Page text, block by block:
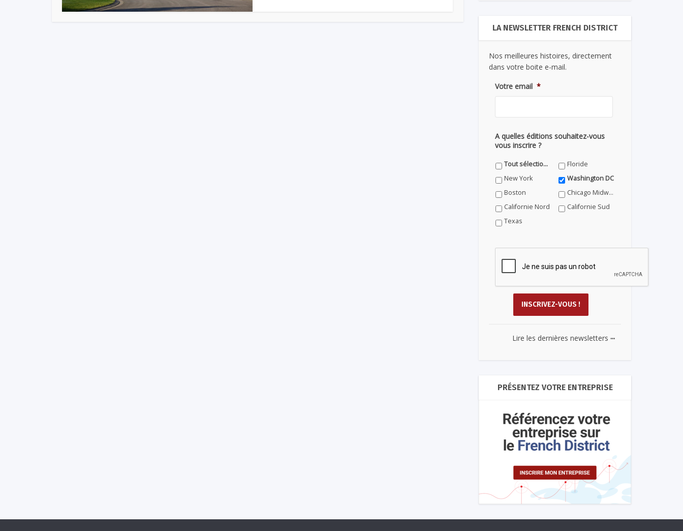
LA NEWSLETTER FRENCH DISTRICT
Nos meilleures histoires, directement
dans votre boite e-mail.
Votre email *
A quelles éditions souhaitez-vous
vous inscrire ?
Tout sélectionner
Floride
New York
Washington DC
Boston
Chicago Midwest
Californie Nord
Californie Sud
Texas
Lire les dernières newsletters ...
PRÉSENTEZ VOTRE ENTREPRISE